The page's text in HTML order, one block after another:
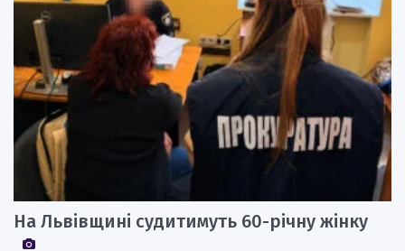
На Львівщині судитимуть 60-річну жінку